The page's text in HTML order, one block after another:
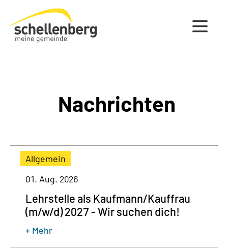
Gemeinde Schellenberg Startseite
Nachrichten
Allgemein
01. Aug. 2026
Lehrstelle als Kaufmann/Kauffrau
(m/w/d) 2027 - Wir suchen dich!
+ Mehr